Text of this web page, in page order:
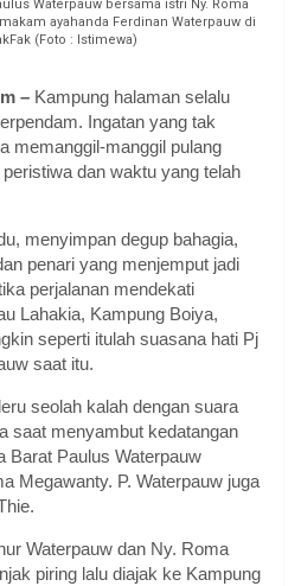
Waterpauw bersama istri Ny. Roma
ayahanda Ferdinan Waterpauw di
(Foto : Istimewa)
– Kampung halaman selalu
Ingatan yang tak
memanggil-manggil pulang
dan waktu yang telah
menyimpan degup bahagia,
penari yang menjemput jadi
perjalanan mendekati
Lahakia, Kampung Boiya,
seperti itulah suasana hati Pj
saat itu.
seolah kalah dengan suara
saat menyambut kedatangan
Barat Paulus Waterpauw
Megawanty. P. Waterpauw juga
Waterpauw dan Ny. Roma
piring lalu diajak ke Kampung